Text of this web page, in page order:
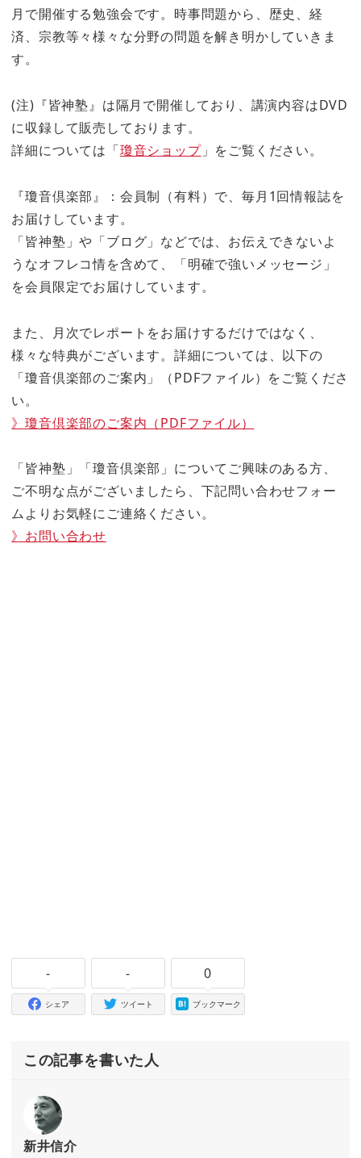
月で開催する勉強会です。時事問題から、歴史、経
済、宗教等々様々な分野の問題を解き明かしていきま
す。
(注)『皆神塾』は隔月で開催しており、講演内容はDVD
に収録して販売しております。
詳細については「瓊音ショップ」をご覧ください。
『瓊音倶楽部』：会員制（有料）で、毎月1回情報誌を
お届けしています。
「皆神塾」や「ブログ」などでは、お伝えできないよ
うなオフレコ情を含めて、「明確で強いメッセージ」
を会員限定でお届けしています。
また、月次でレポートをお届けするだけではなく、
様々な特典がございます。詳細については、以下の
「瓊音倶楽部のご案内」（PDFファイル）をご覧くださ
い。
》瓊音倶楽部のご案内（PDFファイル）
「皆神塾」「瓊音倶楽部」についてご興味のある方、
ご不明な点がございましたら、下記問い合わせフォー
ムよりお気軽にご連絡ください。
》お問い合わせ
-
シェア
-
ツイート
0
ブックマーク
この記事を書いた人
新井信介